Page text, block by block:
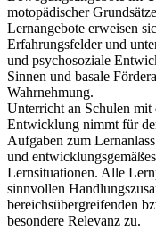
motopädischer
Lernangebote erweisen
Erfahrungsfelder und
und psychosoziale
Sinnen und basale
Wahrnehmung.
Unterricht an Schulen mit
Entwicklung nimmt für
Aufgaben zum
und
Lernsituationen. Alle
sinnvollen
bereichsübergreifenden
besondere Relevanz zu.